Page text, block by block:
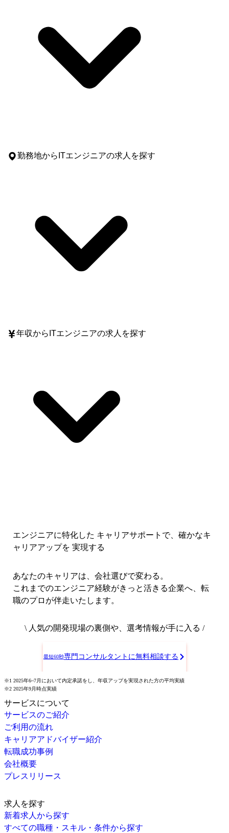
勤務地からITエンジニアの求人を探す
年収からITエンジニアの求人を探す
エンジニアに特化した キャリアサポートで、 確かなキ
ャリアアップを 実現する
あなたのキャリアは、会社選びで変わる。
これまでのエンジニア経験がきっと活きる企業へ、転
職のプロが伴走いたします。
\ 人気の開発現場の裏側や、選考情報が手に入る /
最短60秒専門コンサルタントに無料相談する
※1 2025年6~7月において内定承諾をし、年収アップを実現された方の平均実績
※2 2025年9月時点実績
サービスについて
サービスのご紹介
ご利用の流れ
キャリアアドバイザー紹介
転職成功事例
会社概要
プレスリリース
求人を探す
新着求人から探す
すべての職種・スキル・条件から探す